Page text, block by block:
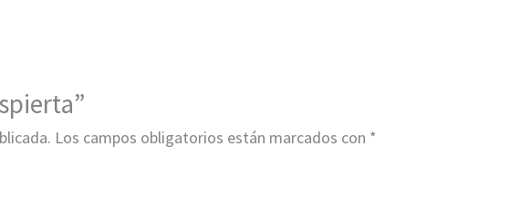
Los campos obligatorios están marcados con *